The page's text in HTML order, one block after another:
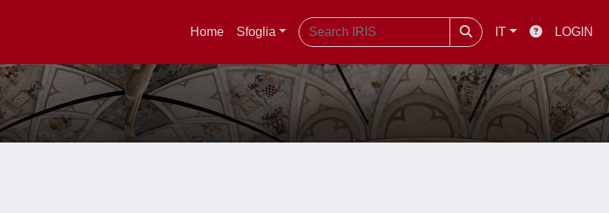
Home Sfoglia IT LOGIN